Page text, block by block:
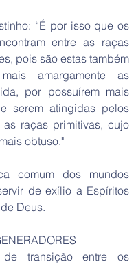
“É por isso que os
entre as raças
pois são estas também
amargamente as
por possuírem mais
serem atingidas pelos
raças primitivas, cujo
obtuso."
comum dos mundos
de exílio a Espíritos
Deus.
de transição entre os